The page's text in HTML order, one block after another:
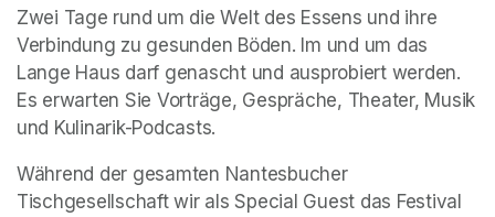
Zwei Tage rund um die Welt des Essens und ihre
Verbindung zu gesunden Böden. Im und um das
Lange Haus darf genascht und ausprobiert werden.
Es erwarten Sie Vorträge, Gespräche, Theater, Musik
und Kulinarik-Podcasts.
Während der gesamten Nantesbucher
Tischgesellschaft wir als Special Guest das Festival